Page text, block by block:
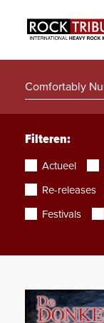
Filteren:
Actueel
Re-releases
Festivals